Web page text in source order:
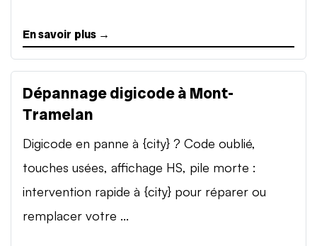
En savoir plus →
Dépannage digicode à Mont-
Tramelan
Digicode en panne à {city} ? Code oublié,
touches usées, affichage HS, pile morte :
intervention rapide à {city} pour réparer ou
remplacer votre ...